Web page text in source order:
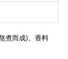
煮而成)、香料